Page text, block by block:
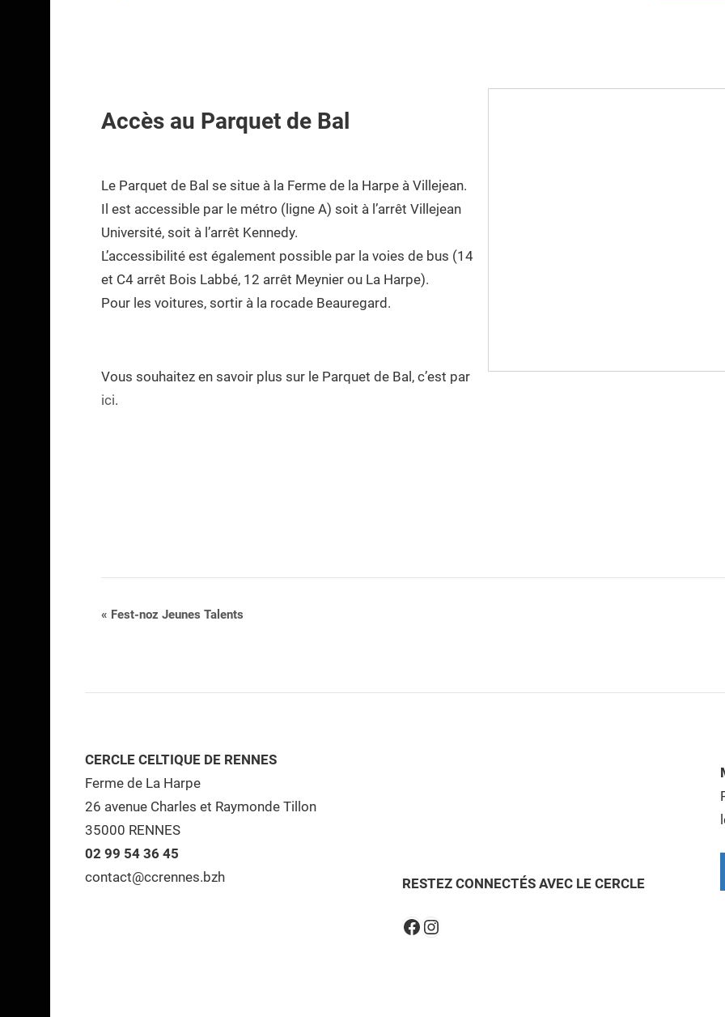
Accès au Parquet de Bal
Le Parquet de Bal se situe à la Ferme de la Harpe à Villejean.
Il est accessible par le métro (ligne A) soit à l’arrêt Villejean
Université, soit à l’arrêt Kennedy.
L’accessibilité est également possible par la voies de bus (14
et C4 arrêt Bois Labbé, 12 arrêt Meynier ou La Harpe).
Pour les voitures, sortir à la rocade Beauregard.
Vous souhaitez en savoir plus sur le Parquet de Bal, c’est par
ici.
Navigation
« Fest-noz Jeunes Talents
CERCLE CELTIQUE DE RENNES
Ferme de La Harpe
26 avenue Charles et Raymonde Tillon
35000 RENNES
02 99 54 36 45
contact@ccrennes.bzh
RESTEZ CONNECTÉS AVEC LE CERCLE
Facebook
Instagram